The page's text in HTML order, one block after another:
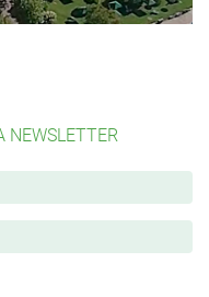
NEWSLETTER